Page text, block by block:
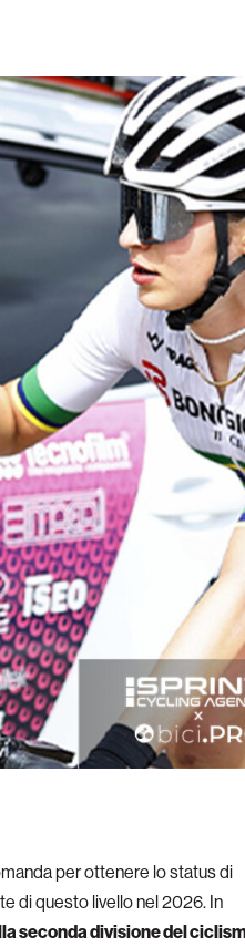
per ottenere lo status di
di questo livello nel 2026. In
seconda divisione del